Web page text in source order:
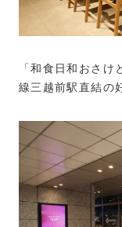
「和食日和おさ
線三越前駅直結の